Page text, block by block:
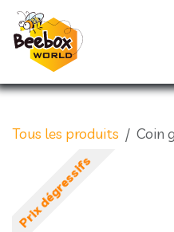
Se rendre au contenu
Tous les produits Coin
Prix dégressifs